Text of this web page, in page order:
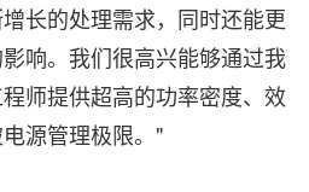
长的处理需求，同时还能更
响。我们很高兴能够通过我
师提供超高的功率密度、效
源管理极限。"